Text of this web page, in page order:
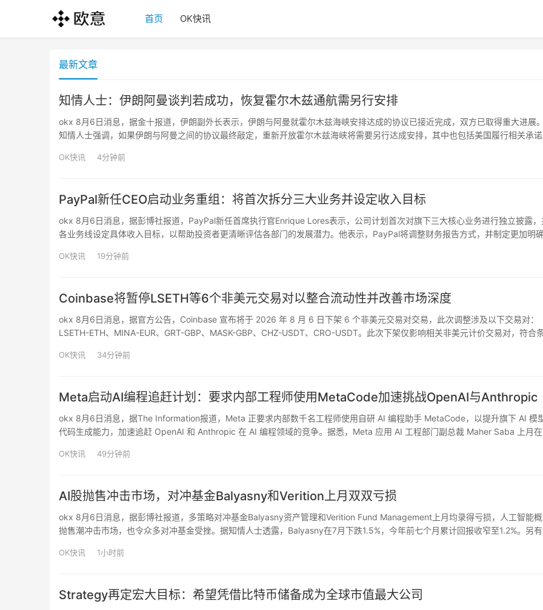
首页 OK快讯
最新文章
知情人士：伊朗阿曼谈判若成功，恢复霍尔木兹通航需另行安排
okx 8月6日消息，据金十报道，伊朗副外长表示，伊朗与阿曼就霍尔木兹海峡安排达成的协议已接近完成，双方已取得重大进展
知情人士强调，如果伊朗与阿曼之间的协议最终敲定，重新开放霍尔木兹海峡将需要另行达成安排，其中也包括美国履行相关承诺
OK快讯 4分钟前
PayPal新任CEO启动业务重组：将首次拆分三大业务并设定收入目标
okx 8月6日消息，据彭博社报道，PayPal新任首席执行官Enrique Lores表示，公司计划首次对旗下三大核心业务进行独立披露，
各业务线设定具体收入目标，以帮助投资者更清晰评估各部门的发展潜力。他表示，PayPal将调整财务报告方式，并制定更加明
OK快讯 19分钟前
Coinbase将暂停LSETH等6个非美元交易对以整合流动性并改善市场深度
okx 8月6日消息，据官方公告，Coinbase 宣布将于 2026 年 8 月 6 日下架 6 个非美元交易对交易，此次调整涉及以下交易对：
LSETH-ETH、MINA-EUR、GRT-GBP、MASK-GBP、CHZ-USDT、CRO-USDT。此次下架仅影响相关非美元计价交易对，符合
OK快讯 34分钟前
Meta启动AI编程追赶计划：要求内部工程师使用MetaCode加速挑战OpenAI与Anthropic
okx 8月6日消息，据The Information报道，Meta 正要求内部数千名工程师使用自研 AI 编程助手 MetaCode，以提升旗下 AI 模
代码生成能力，加速追赶 OpenAI 和 Anthropic 在 AI 编程领域的竞争。据悉，Meta 应用 AI 工程部门副总裁 Maher Saba 上月在
OK快讯 49分钟前
AI股抛售冲击市场，对冲基金Balyasny和Verition上月双双亏损
okx 8月6日消息，据彭博社报道，多策略对冲基金Balyasny资产管理和Verition Fund Management上月均录得亏损，人工智能
抛售潮冲击市场，也令众多对冲基金受挫。据知情人士透露，Balyasny在7月下跌1.5%，今年前七个月累计回报收窄至1.2%。另有
OK快讯 1小时前
Strategy再定宏大目标：希望凭借比特币储备成为全球市值最大公司